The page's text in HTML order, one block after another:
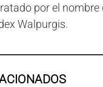
por el
Walpurgis.